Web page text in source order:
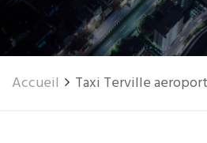
Accueil Taxi Terville